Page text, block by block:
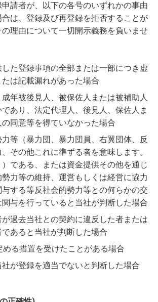
請者が、以下の各号のいずれかの事由
は、登録及び再登録を拒否することが
理由について一切開示義務を負いませ
た登録事項の全部または一部につき虚
は記載漏れがあった場合
年被後見人、被保佐人または被補助人
あり、法定代理人、後見人、保佐人ま
同意等を得ていなかった場合
力等（暴力団、暴力団員、右翼団体、反
その他これに準ずる者を意味します。
である、または資金提供その他を通じ
力等の維持、運営もしくは経営に協力
与する等反社会的勢力等との何らかの交
与を行っていると当社が判断した場合
過去当社との契約に違反した者または
あると当社が判断した場合
める措置を受けたことがある場合
が登録を適当でないと判断した場合